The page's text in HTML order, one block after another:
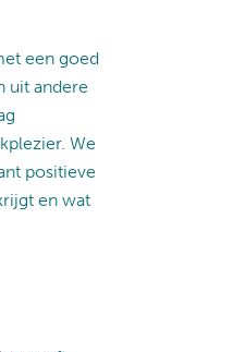
een goed
uit andere
We
positieve
en wat